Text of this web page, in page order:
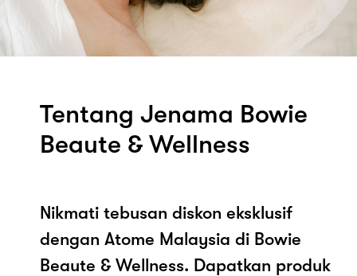
Tentang Jenama Bowie
Beaute & Wellness
Nikmati tebusan diskon eksklusif
dengan Atome Malaysia di Bowie
Beaute & Wellness. Dapatkan produk